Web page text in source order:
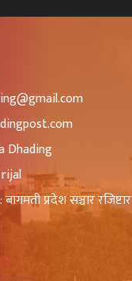
Dhading
प्रदेश सञ्चार रजिष्टार